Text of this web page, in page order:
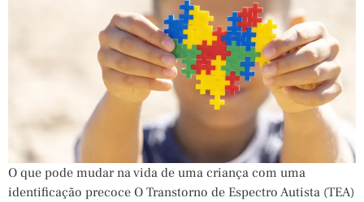
O que pode mudar na vida de uma criança com uma
identificação precoce O Transtorno de Espectro Autista (TEA)